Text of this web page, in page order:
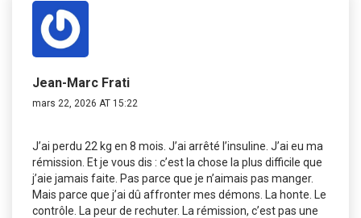
Jean-Marc Frati
mars 22, 2026 AT 15:22
J’ai perdu 22 kg en 8 mois. J’ai arrêté l’insuline. J’ai eu ma
rémission. Et je vous dis : c’est la chose la plus difficile que
j’aie jamais faite. Pas parce que je n’aimais pas manger.
Mais parce que j’ai dû affronter mes démons. La honte. Le
contrôle. La peur de rechuter. La rémission, c’est pas une